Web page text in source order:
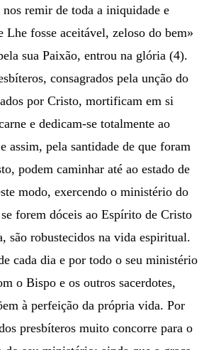
remir de toda a iniquidade e
fosse aceitável, zeloso do bem»
sua Paixão, entrou na glória (4).
consagrados pela unção do
por Cristo, mortificam em si
e dedicam-se totalmente ao
assim, pela santidade de que foram
podem caminhar até ao estado de
modo, exercendo o ministério do
forem dóceis ao Espírito de Cristo
são robustecidos na vida espiritual.
cada dia e por todo o seu ministério
o Bispo e os outros sacerdotes,
à perfeição da própria vida. Por
presbíteros muito concorre para o